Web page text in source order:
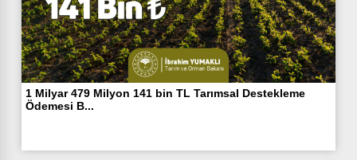
1 Milyar 479 Milyon 141 bin TL Tarımsal Destekleme
Ödemesi B...